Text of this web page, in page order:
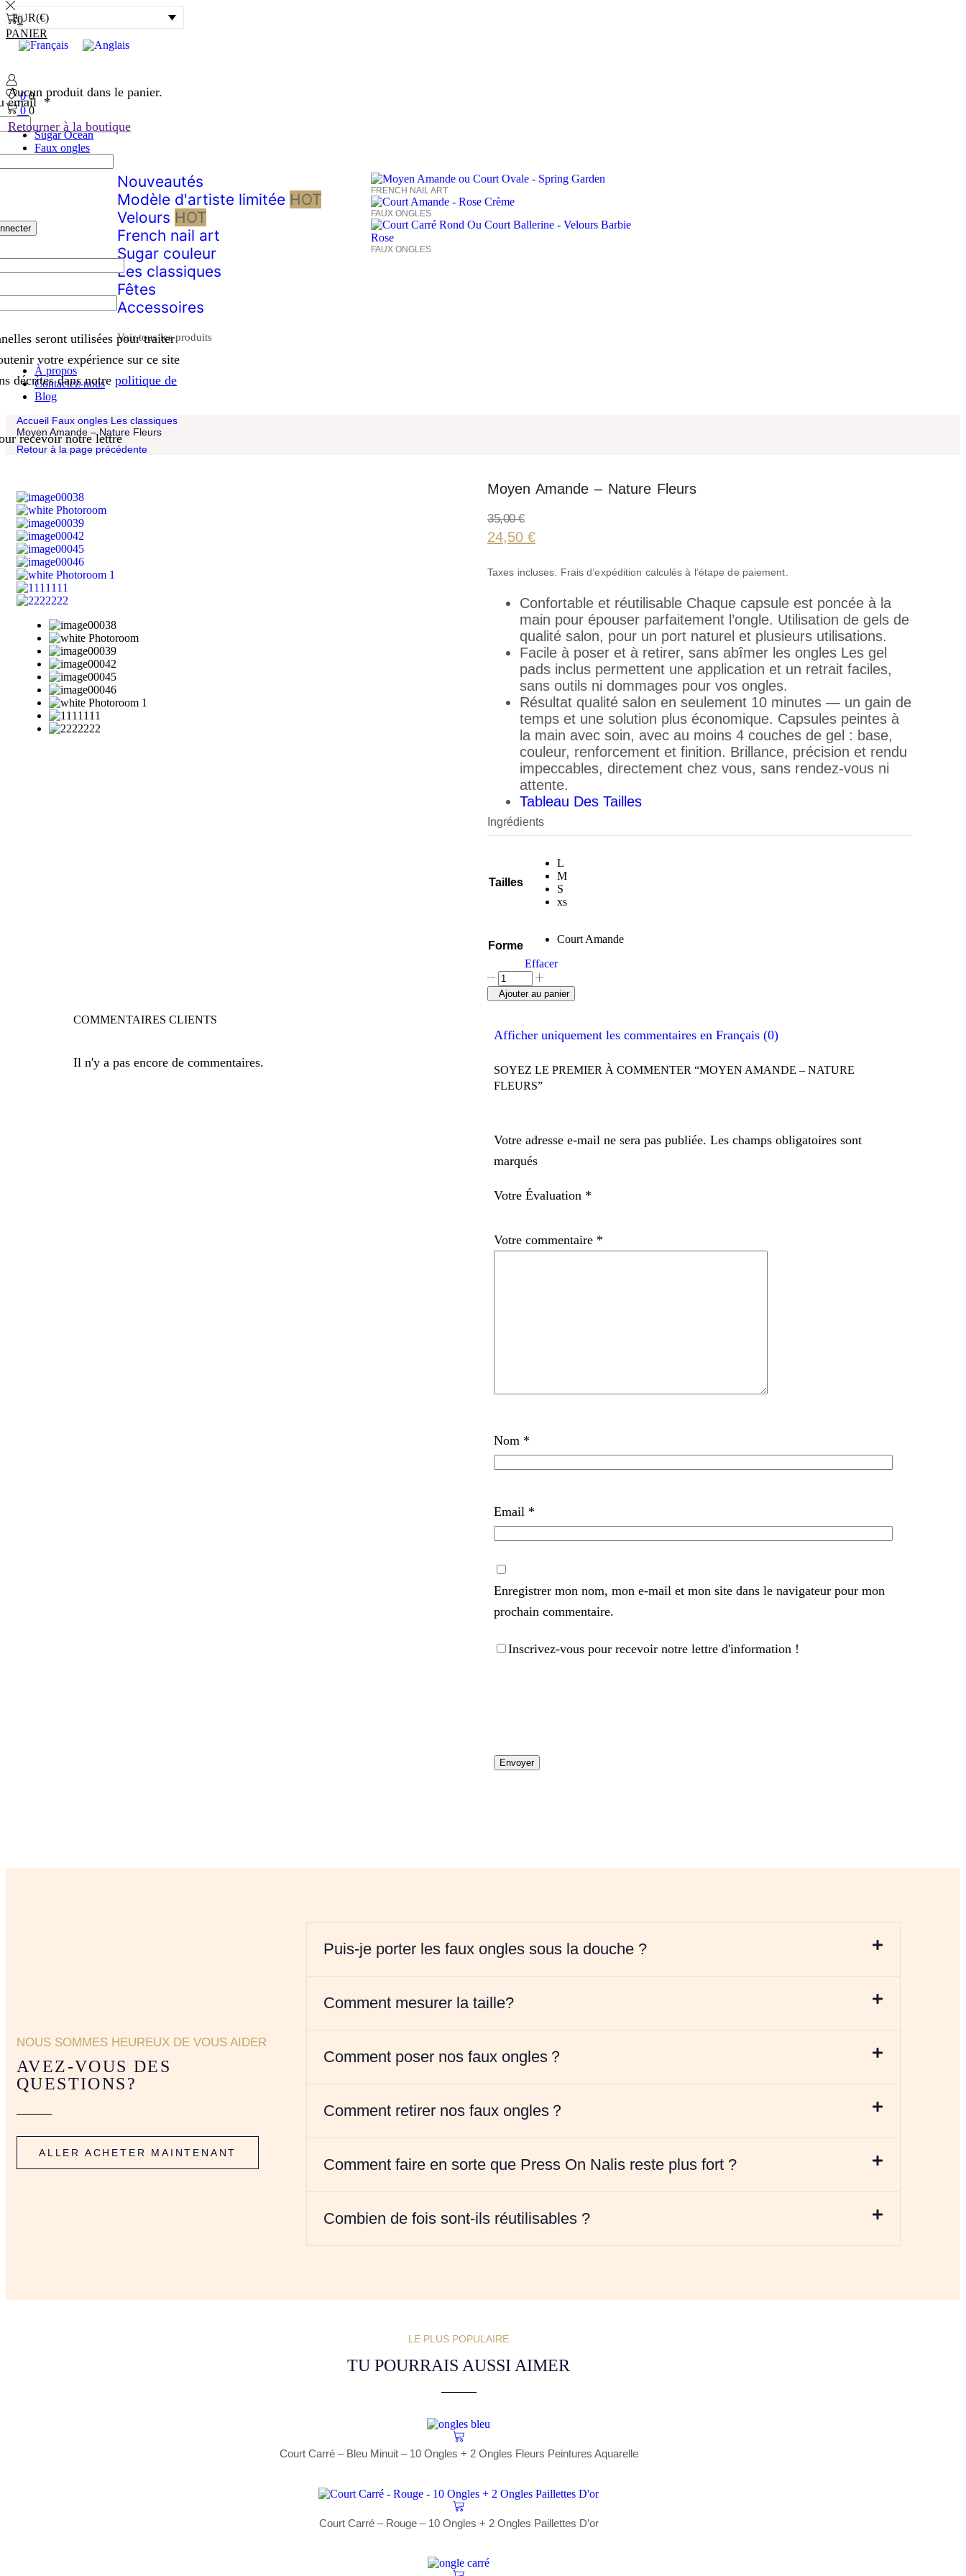
EUR(€)
email *
seront utilisées pour traiter
votre expérience sur ce site
décrites dans notre politique de
recevoir notre lettre
00
00
0
PANIER
Aucun produit dans le panier.
Retourner à la boutique
Sugar Ocean
Faux ongles
Nouveautés
Modèle d'artiste limitée HOT
Velours HOT
French nail art
Sugar couleur
Les classiques
Fêtes
Accessoires
Voir tous les produits
FRENCH NAIL ART
FAUX ONGLES
FAUX ONGLES
À propos
Contactez-nous
Blog
Accueil Faux ongles Les classiques
Moyen Amande – Nature Fleurs
Retour à la page précédente
Moyen Amande – Nature Fleurs
35,00€
24,50 €
Taxes incluses. Frais d’expédition calculés à l’étape de paiement.
Confortable et réutilisable Chaque capsule est poncée à la
main pour épouser parfaitement l’ongle. Utilisation de gels de
qualité salon, pour un port naturel et plusieurs utilisations.
Facile à poser et à retirer, sans abîmer les ongles Les gel
pads inclus permettent une application et un retrait faciles,
sans outils ni dommages pour vos ongles.
Résultat qualité salon en seulement 10 minutes — un gain de
temps et une solution plus économique. Capsules peintes à
la main avec soin, avec au moins 4 couches de gel : base,
couleur, renforcement et finition. Brillance, précision et rendu
impeccables, directement chez vous, sans rendez-vous ni
attente.
Tableau Des Tailles
Ingrédients
Tailles
L
M
S
xs
Forme
Court Amande
Effacer
Ajouter au panier
COMMENTAIRES CLIENTS
Il n'y a pas encore de commentaires.
Afficher uniquement les commentaires en Français (0)
SOYEZ LE PREMIER À COMMENTER “MOYEN AMANDE – NATURE
FLEURS”
Votre adresse e-mail ne sera pas publiée. Les champs obligatoires sont
marqués
Votre Évaluation *
Votre commentaire *
Nom *
Email *
Enregistrer mon nom, mon e-mail et mon site dans le navigateur pour mon
prochain commentaire.
Inscrivez-vous pour recevoir notre lettre d'information !
NOUS SOMMES HEUREUX DE VOUS AIDER
AVEZ-VOUS DES
QUESTIONS?
ALLER ACHETER MAINTENANT
Puis-je porter les faux ongles sous la douche ?
Comment mesurer la taille?
Comment poser nos faux ongles？
Comment retirer nos faux ongles？
Comment faire en sorte que Press On Nalis reste plus fort ?
Combien de fois sont-ils réutilisables ?
LE PLUS POPULAIRE
TU POURRAIS AUSSI AIMER
Court Carré – Bleu Minuit – 10 Ongles + 2 Ongles Fleurs Peintures Aquarelle
Court Carré – Rouge – 10 Ongles + 2 Ongles Paillettes D’or